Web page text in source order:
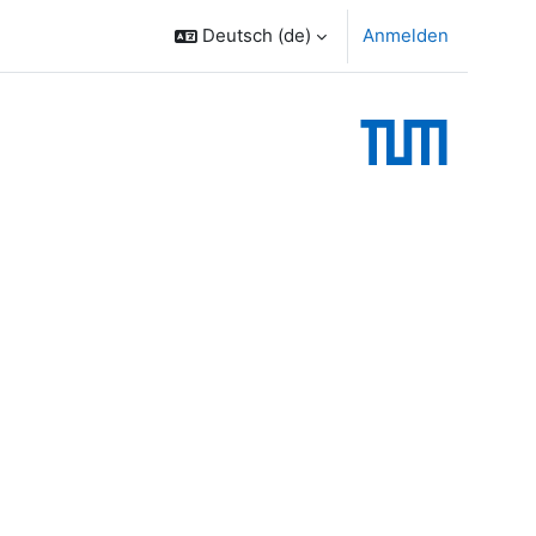
Deutsch ‎(de)‎ Anmelden